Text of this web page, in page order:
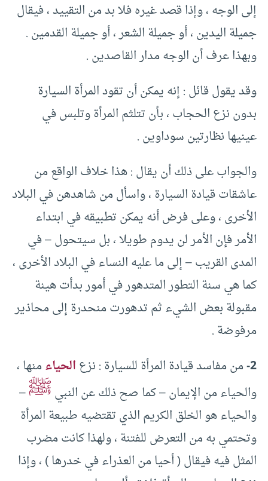
إلى الوجه ، وإذا قصد غيره فلا بد من التقييد ، فيقال
جميلة اليدين ، أو جميلة الشعر ، أو جميلة القدمين .
وبهذا عرف أن الوجه مدار القاصدين .
وقد يقول قائل : إنه يمكن أن تقود المرأة السيارة
بدون نزع الحجاب ، بأن تتلثم المرأة وتلبس في
عينيها نظارتين سوداوين .
والجواب على ذلك أن يقال : هذا خلاف الواقع من
عاشقات قيادة السيارة ، واسأل من شاهدهن في البلاد
الأخرى ، وعلى فرض أنه يمكن تطبيقه في ابتداء
الأمر فإن الأمر لن يدوم طويلا ، بل سيتحول – في
المدى القريب – إلى ما عليه النساء في البلاد الأخرى ،
كما هي سنة التطور المتدهور في أمور بدأت هينة
مقبولة بعض الشيء ثم تدهورت منحدرة إلى محاذير
مرفوضة .
2- من مفاسد قيادة المرأة للسيارة : نزعالحياءمنها ،
والحياء من الإيمان – كما صح ذلك عن النبيﷺ–
والحياء هو الخلق الكريم الذي تقتضيه طبيعة المرأة
وتحتمي به من التعرض للفتنة ، ولهذا كانت مضرب
المثل فيه فيقال ( أحيا من العذراء في خدرها ) ، وإذا